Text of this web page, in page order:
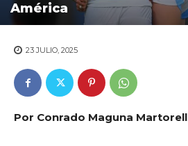
América
23 JULIO, 2025
Por Conrado Maguna Martorell